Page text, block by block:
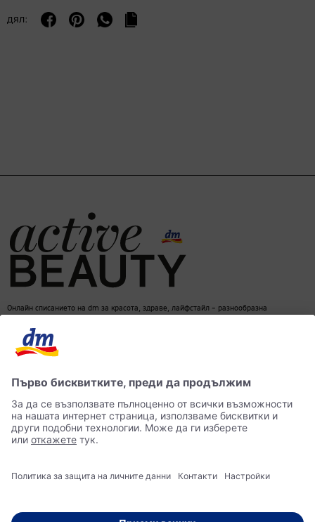
дял:
Онлайн списанието на dm за красота, здраве, лайфстайл – разнообразна
dm онлайн магазин Контакти Лични данни
достъпност